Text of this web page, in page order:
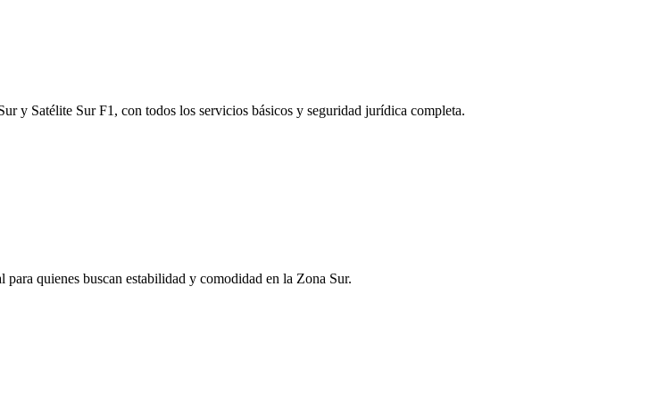
y Satélite Sur F1, con todos los servicios básicos y seguridad jurídica completa.
quienes buscan estabilidad y comodidad en la Zona Sur.